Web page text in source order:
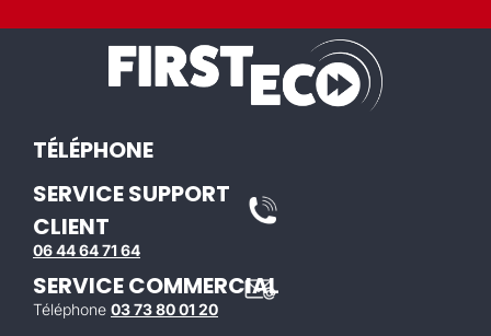
TÉLÉPHONE
SERVICE SUPPORT
CLIENT
06 44 64 71 64
SERVICE COMMERCIAL
Téléphone 03 73 80 01 20